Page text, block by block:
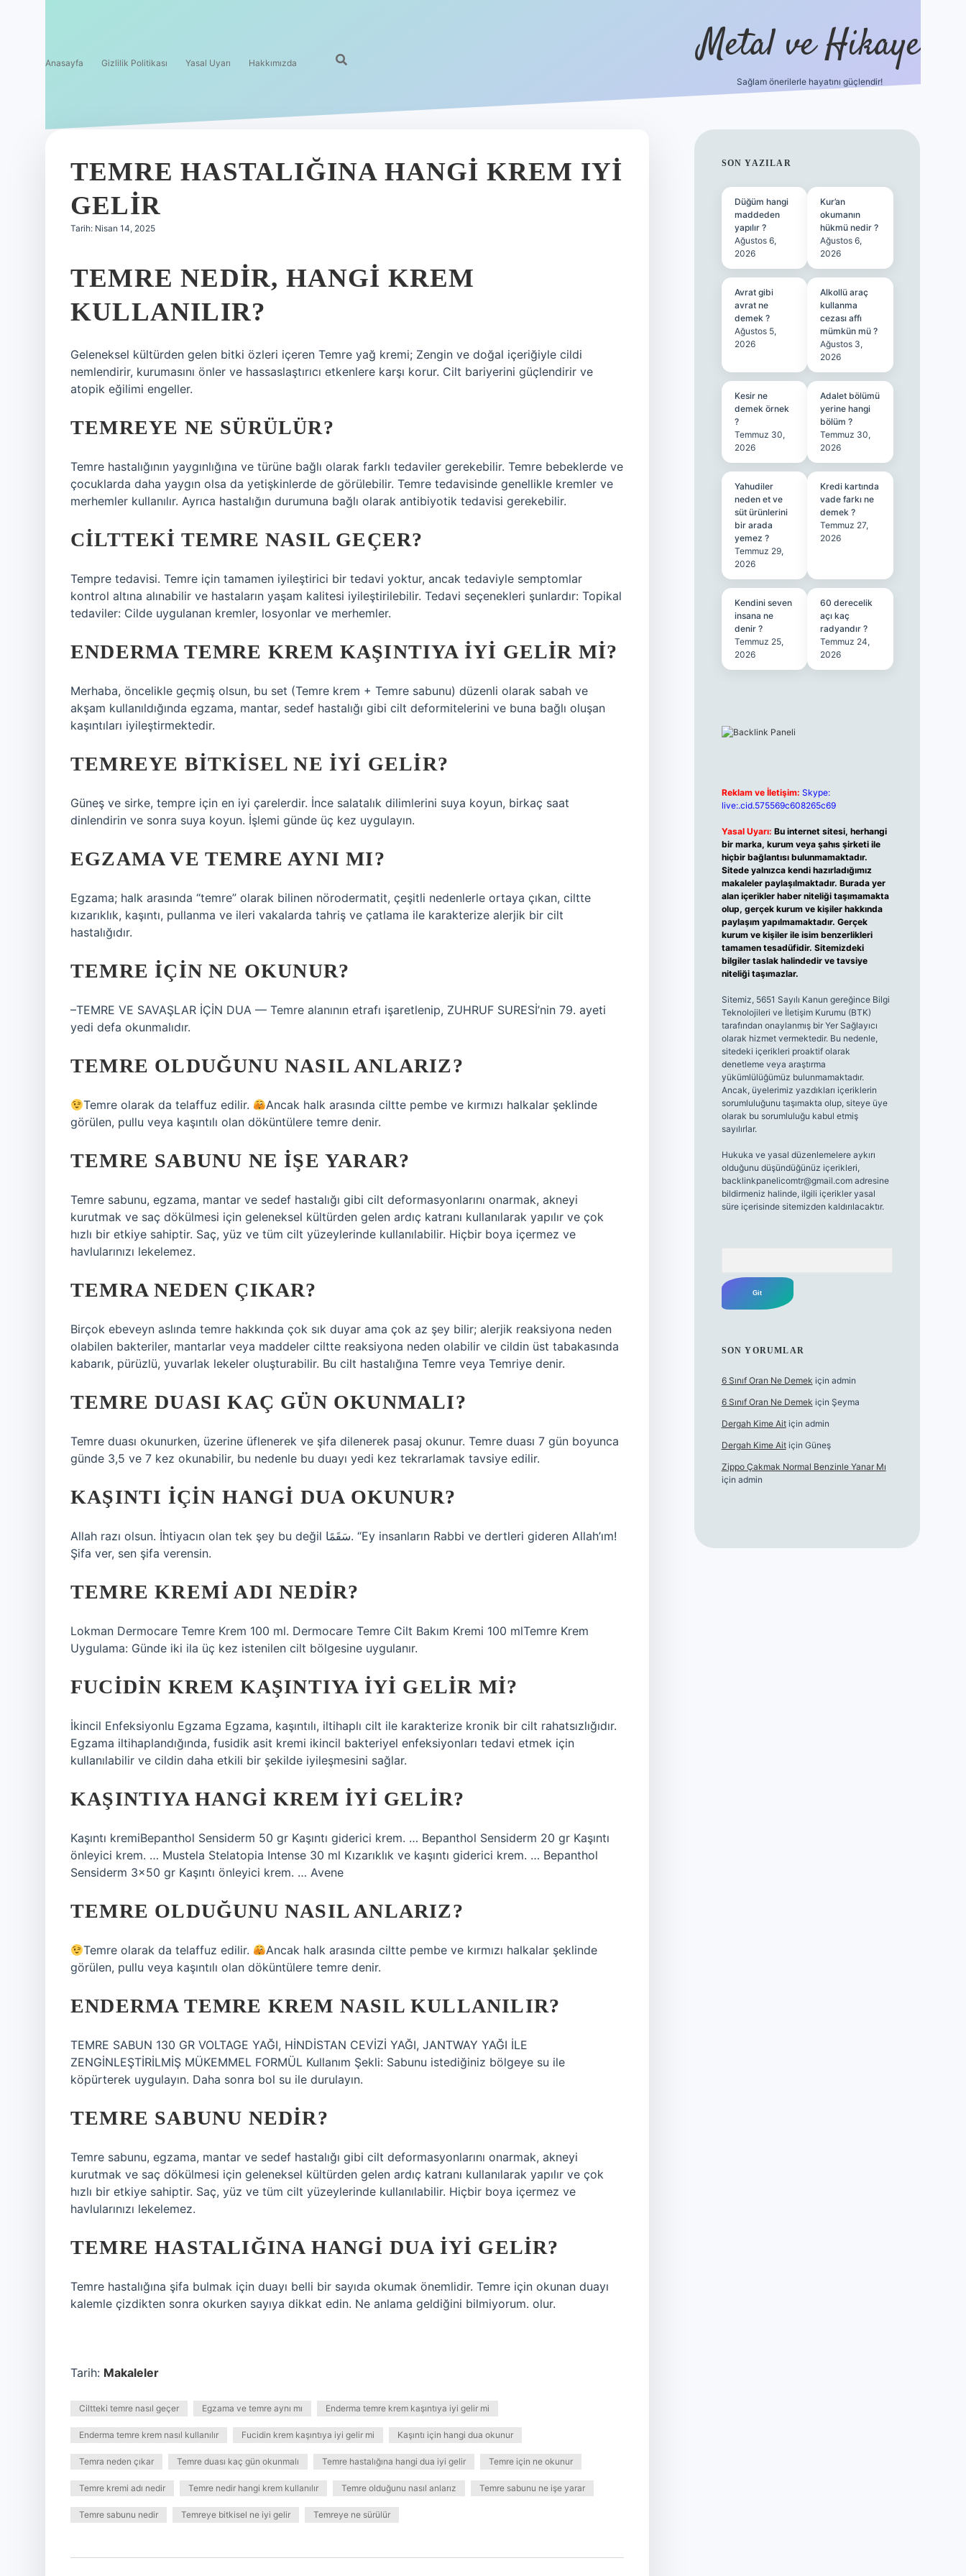
Anasayfa Gizlilik Politikası Yasal Uyarı Hakkımızda Metal ve Hikaye
Sağlam önerilerle hayatını güçlendir!
TEMRE HASTALIĞINA HANGI KREM IYI
GELIR
Tarih: Nisan 14, 2025
TEMRE NEDIR, HANGI KREM
KULLANILIR?
Geleneksel kültürden gelen bitki özleri içeren Temre yağ kremi; Zengin ve doğal içeriğiyle cildi
nemlendirir, kurumasını önler ve hassaslaştırıcı etkenlere karşı korur. Cilt bariyerini güçlendirir ve
atopik eğilimi engeller.
TEMREYE NE SÜRÜLÜR?
Temre hastalığının yaygınlığına ve türüne bağlı olarak farklı tedaviler gerekebilir. Temre bebeklerde ve
çocuklarda daha yaygın olsa da yetişkinlerde de görülebilir. Temre tedavisinde genellikle kremler ve
merhemler kullanılır. Ayrıca hastalığın durumuna bağlı olarak antibiyotik tedavisi gerekebilir.
CILTTEKI TEMRE NASIL GEÇER?
Tempre tedavisi. Temre için tamamen iyileştirici bir tedavi yoktur, ancak tedaviyle semptomlar
kontrol altına alınabilir ve hastaların yaşam kalitesi iyileştirilebilir. Tedavi seçenekleri şunlardır: Topikal
tedaviler: Cilde uygulanan kremler, losyonlar ve merhemler.
ENDERMA TEMRE KREM KAŞINTIYA IYI GELIR MI?
Merhaba, öncelikle geçmiş olsun, bu set (Temre krem ​​+ Temre sabunu) düzenli olarak sabah ve
akşam kullanıldığında egzama, mantar, sedef hastalığı gibi cilt deformitelerini ve buna bağlı oluşan
kaşıntıları iyileştirmektedir.
TEMREYE BITKISEL NE IYI GELIR?
Güneş ve sirke, tempre için en iyi çarelerdir. İnce salatalık dilimlerini suya koyun, birkaç saat
dinlendirin ve sonra suya koyun. İşlemi günde üç kez uygulayın.
EGZAMA VE TEMRE AYNI MI?
Egzama; halk arasında “temre” olarak bilinen nörodermatit, çeşitli nedenlerle ortaya çıkan, ciltte
kızarıklık, kaşıntı, pullanma ve ileri vakalarda tahriş ve çatlama ile karakterize alerjik bir cilt
hastalığıdır.
TEMRE IÇIN NE OKUNUR?
–TEMRE VE SAVAŞLAR İÇİN DUA — Temre alanının etrafı işaretlenip, ZUHRUF SURESİ’nin 79. ayeti
yedi defa okunmalıdır.
TEMRE OLDUĞUNU NASIL ANLARIZ?
Temre olarak da telaffuz edilir.
Ancak halk arasında ciltte pembe ve kırmızı halkalar şeklinde
görülen, pullu veya kaşıntılı olan döküntülere temre denir.
TEMRE SABUNU NE IŞE YARAR?
Temre sabunu, egzama, mantar ve sedef hastalığı gibi cilt deformasyonlarını onarmak, akneyi
kurutmak ve saç dökülmesi için geleneksel kültürden gelen ardıç katranı kullanılarak yapılır ve çok
hızlı bir etkiye sahiptir. Saç, yüz ve tüm cilt yüzeylerinde kullanılabilir. Hiçbir boya içermez ve
havlularınızı lekelemez.
TEMRA NEDEN ÇIKAR?
Birçok ebeveyn aslında temre hakkında çok sık duyar ama çok az şey bilir; alerjik reaksiyona neden
olabilen bakteriler, mantarlar veya maddeler ciltte reaksiyona neden olabilir ve cildin üst tabakasında
kabarık, pürüzlü, yuvarlak lekeler oluşturabilir. Bu cilt hastalığına Temre veya Temriye denir.
TEMRE DUASI KAÇ GÜN OKUNMALI?
Temre duası okunurken, üzerine üflenerek ve şifa dilenerek pasaj okunur. Temre duası 7 gün boyunca
günde 3,5 ve 7 kez okunabilir, bu nedenle bu duayı yedi kez tekrarlamak tavsiye edilir.
KAŞINTI IÇIN HANGI DUA OKUNUR?
Allah razı olsun. İhtiyacın olan tek şey bu değil سَقَمًا. “Ey insanların Rabbi ve dertleri gideren Allah’ım!
Şifa ver, sen şifa verensin.
TEMRE KREMI ADI NEDIR?
Lokman Dermocare Temre Krem 100 ml. Dermocare Temre Cilt Bakım Kremi 100 mlTemre Krem
Uygulama: Günde iki ila üç kez istenilen cilt bölgesine uygulanır.
FUCIDIN KREM KAŞINTIYA IYI GELIR MI?
İkincil Enfeksiyonlu Egzama Egzama, kaşıntılı, iltihaplı cilt ile karakterize kronik bir cilt rahatsızlığıdır.
Egzama iltihaplandığında, fusidik asit kremi ikincil bakteriyel enfeksiyonları tedavi etmek için
kullanılabilir ve cildin daha etkili bir şekilde iyileşmesini sağlar.
KAŞINTIYA HANGI KREM IYI GELIR?
Kaşıntı kremiBepanthol Sensiderm 50 gr Kaşıntı giderici krem. … Bepanthol Sensiderm 20 gr Kaşıntı
önleyici krem. … Mustela Stelatopia Intense 30 ml Kızarıklık ve kaşıntı giderici krem. … Bepanthol
Sensiderm 3×50 gr Kaşıntı önleyici krem. … Avene
TEMRE OLDUĞUNU NASIL ANLARIZ?
Temre olarak da telaffuz edilir.
Ancak halk arasında ciltte pembe ve kırmızı halkalar şeklinde
görülen, pullu veya kaşıntılı olan döküntülere temre denir.
ENDERMA TEMRE KREM NASIL KULLANILIR?
TEMRE SABUN 130 GR VOLTAGE YAĞI, HİNDİSTAN CEVİZİ YAĞI, JANTWAY YAĞI İLE
ZENGİNLEŞTİRİLMİŞ MÜKEMMEL FORMÜL Kullanım Şekli: Sabunu istediğiniz bölgeye su ile
köpürterek uygulayın. Daha sonra bol su ile durulayın.
TEMRE SABUNU NEDIR?
Temre sabunu, egzama, mantar ve sedef hastalığı gibi cilt deformasyonlarını onarmak, akneyi
kurutmak ve saç dökülmesi için geleneksel kültürden gelen ardıç katranı kullanılarak yapılır ve çok
hızlı bir etkiye sahiptir. Saç, yüz ve tüm cilt yüzeylerinde kullanılabilir. Hiçbir boya içermez ve
havlularınızı lekelemez.
TEMRE HASTALIĞINA HANGI DUA IYI GELIR?
Temre hastalığına şifa bulmak için duayı belli bir sayıda okumak önemlidir. Temre için okunan duayı
kalemle çizdikten sonra okurken sayıya dikkat edin. Ne anlama geldiğini bilmiyorum. olur.
Tarih: Makaleler
Ciltteki temre nasıl geçer Egzama ve temre aynı mı Enderma temre krem kaşıntıya iyi gelir mi
Enderma temre krem nasıl kullanılır Fucidin krem kaşıntıya iyi gelir mi Kaşıntı için hangi dua okunur
Temra neden çıkar Temre duası kaç gün okunmalı Temre hastalığına hangi dua iyi gelir Temre için ne okunur
Temre kremi adı nedir Temre nedir hangi krem kullanılır Temre olduğunu nasıl anlarız Temre sabunu ne işe yarar
Temre sabunu nedir Temreye bitkisel ne iyi gelir Temreye ne sürülür
SIDEBAR
SON YAZILAR
Düğüm hangi
maddeden
yapılır ?
Ağustos 6,
2026
Kur’an
okumanın
hükmü nedir ?
Ağustos 6,
2026
Avrat gibi
avrat ne
demek ?
Ağustos 5,
2026
Alkollü araç
kullanma
cezası affı
mümkün mü ?
Ağustos 3,
2026
Kesir ne
demek örnek
?
Temmuz 30,
2026
Adalet bölümü
yerine hangi
bölüm ?
Temmuz 30,
2026
Yahudiler
neden et ve
süt ürünlerini
bir arada
yemez ?
Temmuz 29,
2026
Kredi kartında
vade farkı ne
demek ?
Temmuz 27,
2026
Kendini seven
insana ne
denir ?
Temmuz 25,
2026
60 derecelik
açı kaç
radyandır ?
Temmuz 24,
2026
Reklam ve İletişim: Skype:
live:.cid.575569c608265c69
Yasal Uyarı: Bu internet sitesi, herhangi
bir marka, kurum veya şahıs şirketi ile
hiçbir bağlantısı bulunmamaktadır.
Sitede yalnızca kendi hazırladığımız
makaleler paylaşılmaktadır. Burada yer
alan içerikler haber niteliği taşımamakta
olup, gerçek kurum ve kişiler hakkında
paylaşım yapılmamaktadır. Gerçek
kurum ve kişiler ile isim benzerlikleri
tamamen tesadüfidir. Sitemizdeki
bilgiler taslak halindedir ve tavsiye
niteliği taşımazlar.
Sitemiz, 5651 Sayılı Kanun gereğince Bilgi
Teknolojileri ve İletişim Kurumu (BTK)
tarafından onaylanmış bir Yer Sağlayıcı
olarak hizmet vermektedir. Bu nedenle,
sitedeki içerikleri proaktif olarak
denetleme veya araştırma
yükümlülüğümüz bulunmamaktadır.
Ancak, üyelerimiz yazdıkları içeriklerin
sorumluluğunu taşımakta olup, siteye üye
olarak bu sorumluluğu kabul etmiş
sayılırlar.
Hukuka ve yasal düzenlemelere aykırı
olduğunu düşündüğünüz içerikleri,
backlinkpanelicomtr@gmail.comadresine
bildirmeniz halinde, ilgili içerikler yasal
süre içerisinde sitemizden kaldırılacaktır.
SON YORUMLAR
6 Sınıf Oran Ne Demek için admin
6 Sınıf Oran Ne Demek için Şeyma
Dergah Kime Aitiçin admin
Dergah Kime Aitiçin Güneş
Zippo Çakmak Normal Benzinle Yanar Mı
için admin
https://betci.co/famecasino güncel giriş vdcasino güncel giriş